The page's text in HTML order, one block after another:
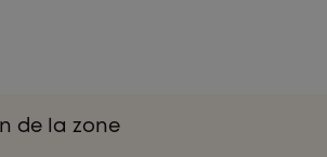
de la zone